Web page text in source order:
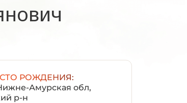
РОЖДЕНИЯ:
Амурская обл,
р-н